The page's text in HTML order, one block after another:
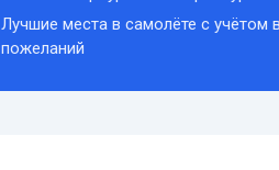
Лучшие места в самолёте с учётом
пожеланий